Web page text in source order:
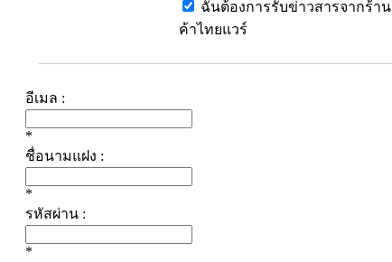
ฉันต้องการรับข่าวสารจากร้าน
ค้าไทยแวร์
อีเมล :
*
ชื่อนามแฝง :
*
รหัสผ่าน :
*